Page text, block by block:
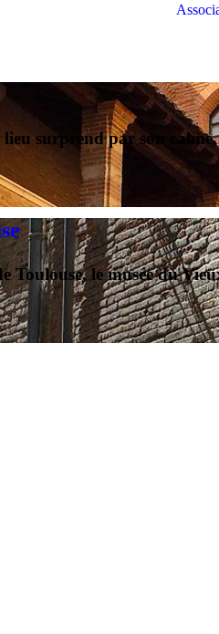
lieu surprend par son
Toulouse, le musée du